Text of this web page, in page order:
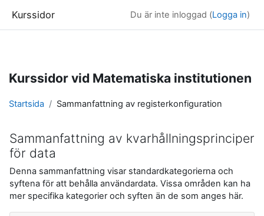
Kurssidor Du är inte inloggad (Logga in)
Kurssidor vid Matematiska institutionen
Startsida Sammanfattning av registerkonfiguration
Sammanfattning av kvarhållningsprinciper
för data
Denna sammanfattning visar standardkategorierna och
syftena för att behålla användardata. Vissa områden kan ha
mer specifika kategorier och syften än de som anges här.